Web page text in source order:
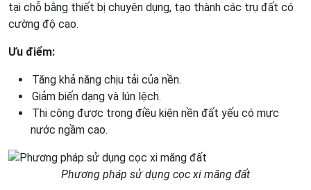
tại chỗ bằng thiết bị chuyên dụng, tạo thành các trụ đất có
cường độ cao.
Ưu điểm:
Tăng khả năng chịu tải của nền.
Giảm biến dạng và lún lệch.
Thi công được trong điều kiện nền đất yếu có mực
nước ngầm cao.
Phương pháp sử dụng cọc xi măng đất